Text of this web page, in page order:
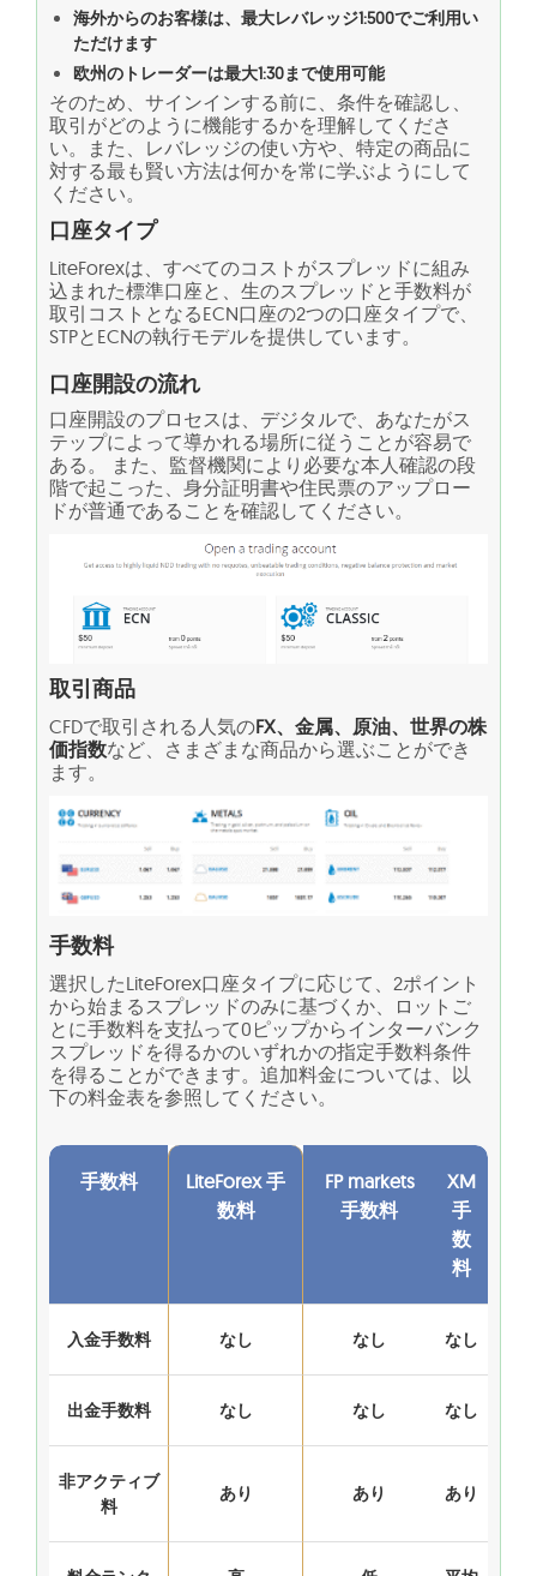
海外からのお客様は、最大レバレッジ1:500でご利用い
ただけます
欧州のトレーダーは最大1:30まで使用可能
そのため、サインインする前に、条件を確認し、
取引がどのように機能するかを理解してくださ
い。また、レバレッジの使い方や、特定の商品に
対する最も賢い方法は何かを常に学ぶようにして
ください。
口座タイプ
LiteForexは、すべてのコストがスプレッドに組み
込まれた標準口座と、生のスプレッドと手数料が
取引コストとなるECN口座の2つの口座タイプで、
STPとECNの執行モデルを提供しています。
口座開設の流れ
口座開設のプロセスは、デジタルで、あなたがス
テップによって導かれる場所に従うことが容易で
ある。 また、監督機関により必要な本人確認の段
階で起こった、身分証明書や住民票のアップロー
ドが普通であることを確認してください。
取引商品
CFDで取引される人気のFX、金属、原油、世界の株
価指数など、さまざまな商品から選ぶことができ
ます。
手数料
選択したLiteForex口座タイプに応じて、2ポイント
から始まるスプレッドのみに基づくか、ロットご
とに手数料を支払って0ピップからインターバンク
スプレッドを得るかのいずれかの指定手数料条件
を得ることができます。追加料金については、以
下の料金表を参照してください。
手数料
LiteForex 手
数料
FP markets
手数料
XM
手
数
料
入金手数料 なし なし なし
出金手数料 なし なし なし
非アクティブ
料
あり あり あり